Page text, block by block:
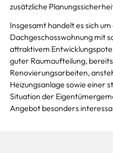
zusätzliche
Insgesamt handelt es sich
Dachgeschosswohnung mit
attraktivem
guter Raumaufteilung,
Renovierungsarbeiten,
Heizungsanlage sowie einer
Situation der
Angebot besonders